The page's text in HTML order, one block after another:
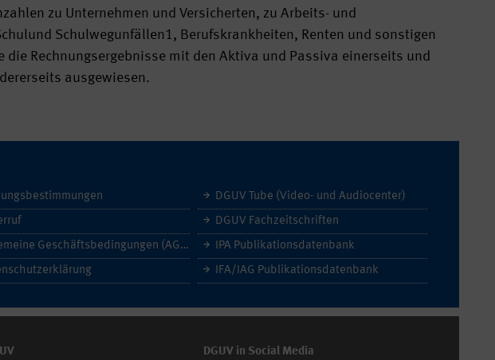
zu Unternehmen und Versicherten, zu Arbeits- und
Schulwegunfällen1, Berufskrankheiten, Renten und sonstigen
die Rechnungsergebnisse mit den Aktiva und Passiva einerseits und
ausgewiesen.
Allgemeine Geschäftsbedingungen (AGB)
DGUV Tube (Video- und Audiocenter)
DGUV Fachzeitschriften
IPA Publikationsdatenbank
IFA/IAG Publikationsdatenbank
DGUV in Social Media